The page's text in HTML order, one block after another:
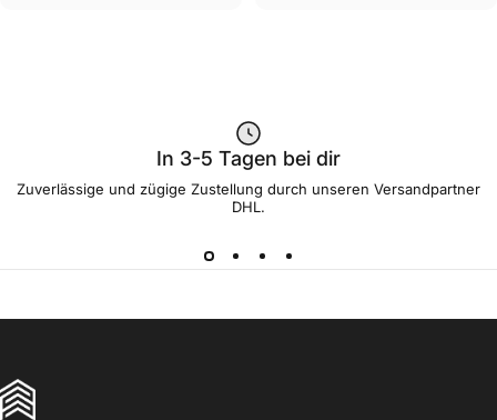
In 3-5 Tagen bei dir
Zuverlässige und zügige Zustellung durch unseren Versandpartner
DHL.
FRIEDWIL